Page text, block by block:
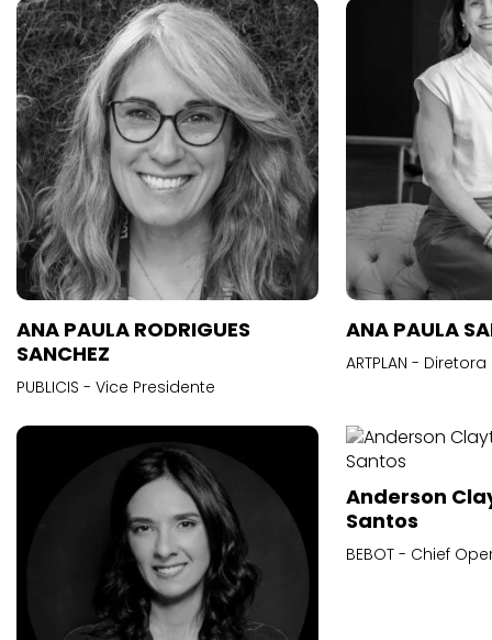
ANA PAULA RODRIGUES
SANCHEZ
PUBLICIS - Vice Presidente
ANA PAULA
ARTPLAN -
Anderson
Santos
BEBOT - Chief